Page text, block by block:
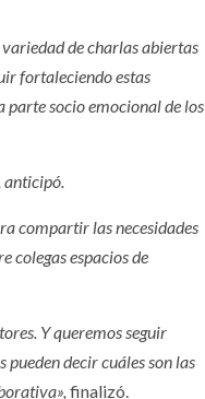
de charlas abiertas
fortaleciendo estas
parte socio emocional de los
anticipó.
compartir las necesidades
colegas espacios de
Y queremos seguir
decir cuáles son las
finalizó.